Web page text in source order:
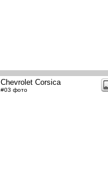
Chevrolet Corsica
#03 фото